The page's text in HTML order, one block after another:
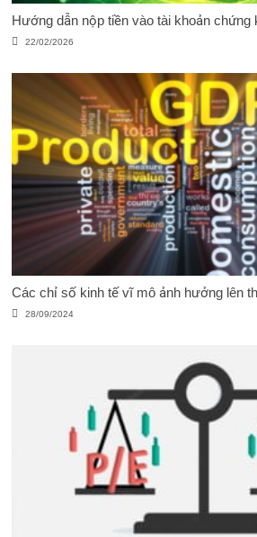
Hướng dẫn nộp tiền vào tài khoản chứng
22/02/2026
Các chỉ số kinh tế vĩ mô ảnh hưởng lên
28/09/2024